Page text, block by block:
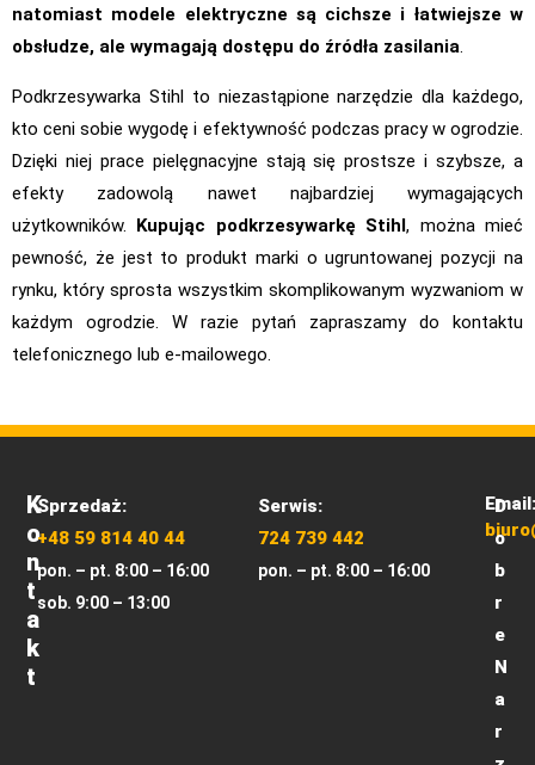
natomiast modele elektryczne są cichsze i łatwiejsze w
obsłudze, ale wymagają dostępu do źródła zasilania.
Podkrzesywarka Stihl to niezastąpione narzędzie dla każdego,
kto ceni sobie wygodę i efektywność podczas pracy w ogrodzie.
Dzięki niej prace pielęgnacyjne stają się prostsze i szybsze, a
efekty zadowolą nawet najbardziej wymagających
użytkowników. Kupując podkrzesywarkę Stihl, można mieć
pewność, że jest to produkt marki o ugruntowanej pozycji na
rynku, który sprosta wszystkim skomplikowanym wyzwaniom w
każdym ogrodzie. W razie pytań zapraszamy do kontaktu
telefonicznego lub e-mailowego.
K
O
N
T
A
K
T
Sprzedaż:
+48 59 814 40 44
pon. – pt. 8:00 – 16:00
sob. 9:00 – 13:00
Serwis:
724 739 442
pon. – pt. 8:00 – 16:00
Email:
D
o
b
r
e
N
a
r